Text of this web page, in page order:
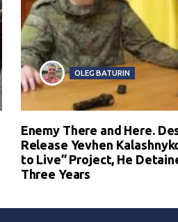
OLEG BATURIN
Enemy There and Here.
Release Yevhen
to Live” Project, He
Three Years